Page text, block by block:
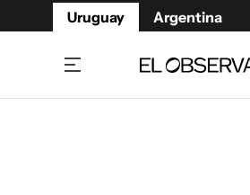
Uruguay Argentina